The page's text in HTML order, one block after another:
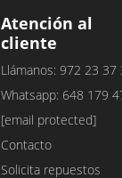
Atención al
cliente
Llámanos: 972 23 37
Whatsapp: 648 179
[email protected]
Contacto
Solicita repuestos